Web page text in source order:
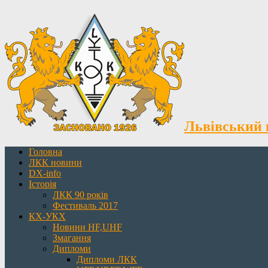
Львівський
Головна
ЛКК новини
DX-info
Історія
ЛКК 90 років
Фестиваль 2017
КХ-УКХ
Новини HF,UHF
Змагання
Дипломи
Дипломи ЛКК